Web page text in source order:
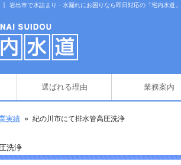
岩出市で水詰まり・水漏れにお困りなら即日対応の「宅内水道
選ばれる理由 業務案内
実績 » 紀の川市にて排水管高圧洗浄
洗浄